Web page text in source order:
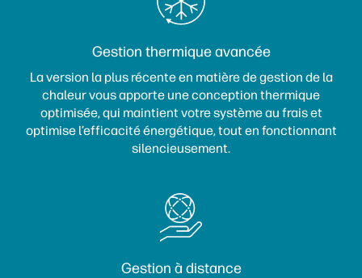
Gestion thermique avancée
La version la plus récente en matière de gestion de la
chaleur vous apporte une conception thermique
optimisée, qui maintient votre système au frais et
optimise l’efficacité énergétique, tout en fonctionnant
silencieusement.
Gestion à distance